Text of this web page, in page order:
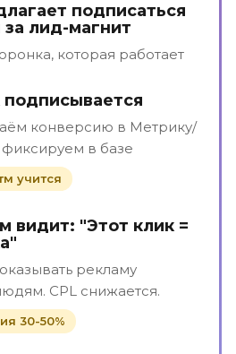
подписаться
за лид-магнит
которая работает
конверсию в Метрику/
в базе
учится
видит: "Этот клик =
рекламу
CPL снижается.
30-50%